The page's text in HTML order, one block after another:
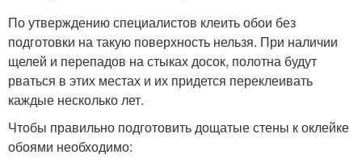
По утверждению специалистов клеить обои без
подготовки на такую поверхность нельзя. При наличии
щелей и перепадов на стыках досок, полотна будут
рваться в этих местах и их придется переклеивать
каждые несколько лет.
Чтобы правильно подготовить дощатые стены к оклейке
обоями необходимо: